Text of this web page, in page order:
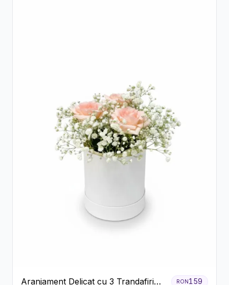
Aranjament Delicat cu 3 Trandafiri RON159